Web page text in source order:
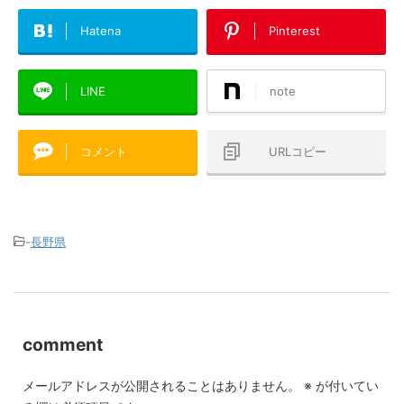
Hatena Pinterest
LINE note
コメント URLコピー
-長野県
comment
メールアドレスが公開されることはありません。 ※ が付いてい